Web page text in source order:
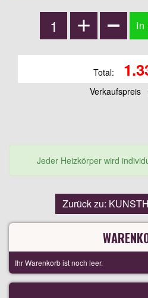
Total:
Verkaufspreis
Jeder Heizkörper wird
Zurück zu:
Ihr Warenkorb ist noch leer.